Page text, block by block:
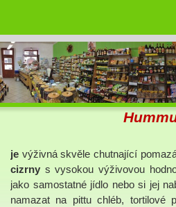
je výživná skvěle chutnající
cizrny s vysokou výživovou
jako samostatné jídlo nebo si jej
namazat na pittu chléb, tortilové